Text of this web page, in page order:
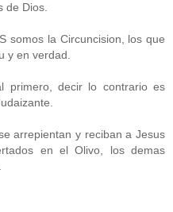
de Dios.
somos la Circuncision, los que
y en verdad.
primero, decir lo contrario es
arrepientan y reciban a Jesus
en el Olivo, los demas